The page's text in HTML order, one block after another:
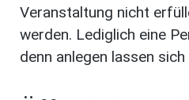
Veranstaltung nicht
werden. Lediglich eine
denn anlegen lassen